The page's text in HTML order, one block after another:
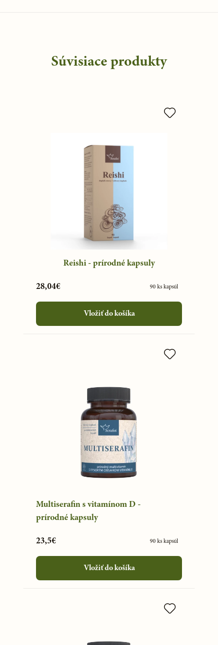
Súvisiace produkty
Reishi - prírodné kapsuly
28,04€ 90 ks kapsúl
Vložiť do košíka
Multiserafin s vitamínom D -
prírodné kapsuly
23,5€ 90 ks kapsúl
Vložiť do košíka